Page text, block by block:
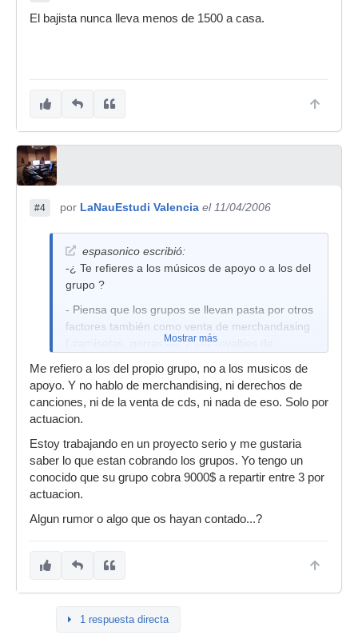
El bajista nunca lleva menos de 1500 a casa.
#4 por LaNauEstudi Valencia el 11/04/2006
espasonico escribió:
-¿ Te refieres a los músicos de apoyo o a los del
grupo ?
- Piensa que los grupos se llevan pasta por otros
factores también como venta de merchandasing
( camisetas, gorras,etc ), por royalties de
¿ Que pasa, que te vas a hacer famoso ?
Salut!!
Mostrar más
Me refiero a los del propio grupo, no a los musicos de
apoyo. Y no hablo de merchandising, ni derechos de
canciones, ni de la venta de cds, ni nada de eso. Solo por
actuacion.
Estoy trabajando en un proyecto serio y me gustaria
saber lo que estan cobrando los grupos. Yo tengo un
conocido que su grupo cobra 9000$ a repartir entre 3 por
actuacion.
Algun rumor o algo que os hayan contado...?
1 respuesta directa